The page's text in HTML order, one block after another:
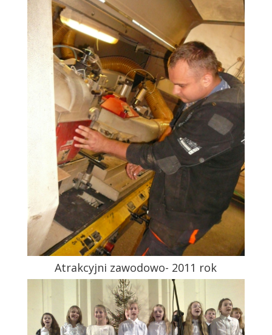
Atrakcyjni zawodowo- 2011 rok